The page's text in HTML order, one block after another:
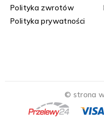
Polityka zwrotów
Polityka prywatności
© strona